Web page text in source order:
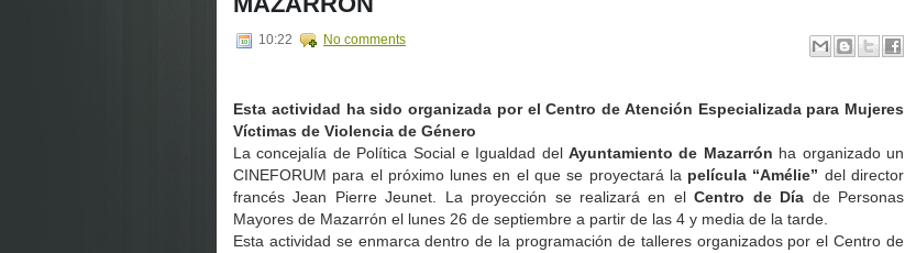
10:22 No comments
Esta actividad ha sido organizada por el Centro de Atención Especializada para Mujeres
Víctimas de Violencia de Género
La concejalía de Política Social e Igualdad delAyuntamiento de Mazarrón ha organizado un
CINEFORUM para el próximo lunes en el que se proyectará la película “Amélie” del director
francés Jean Pierre Jeunet. La proyección se realizará en elCentro de Día de Personas
Mayores de Mazarrón el lunes 26 de septiembre a partir de las 4 y media de la tarde.
Esta actividad se enmarca dentro de la programación de talleres organizados por el Centro de